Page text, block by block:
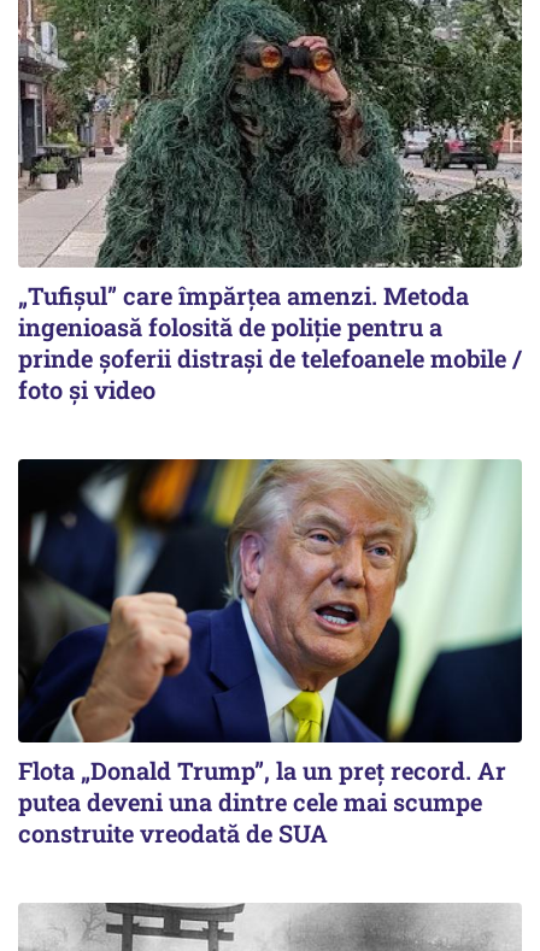
„Tufișul” care împărțea amenzi. Metoda
ingenioasă folosită de poliție pentru a
prinde șoferii distrași de telefoanele mobile /
foto și video
Flota „Donald Trump”, la un preț record. Ar
putea deveni una dintre cele mai scumpe
construite vreodată de SUA